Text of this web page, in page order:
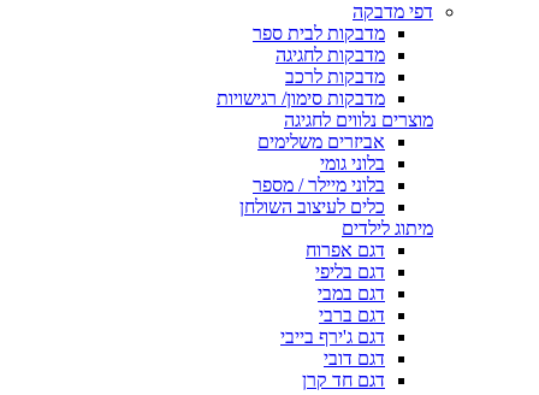
דפי מדבקה
מדבקות לבית ספר
מדבקות לחגיגה
מדבקות לרכב
מדבקות סימון/ רגישויות
מוצרים נלווים לחגיגה
אביזרים משלימים
בלוני גומי
בלוני מיילר / מספר
כלים לעיצוב השולחן
מיתוג לילדים
דגם אפרוח
דגם בליפי
דגם במבי
דגם ברבי
דגם ג'ירף בייבי
דגם דובי
דגם חד קרן